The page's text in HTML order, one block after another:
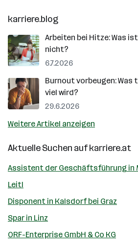
karriere.blog
Arbeiten bei Hitze: Was
nicht?
6.7.2026
Burnout vorbeugen: Was
viel wird?
29.6.2026
Weitere Artikel anzeigen
Aktuelle Suchen aufkarriere.at
Assistent der Geschäftsführung in
Leitl
Disponent in Kalsdorf bei Graz
Spar in Linz
ORF-Enterprise GmbH & Co KG